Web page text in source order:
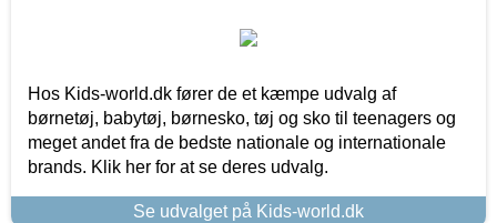
Hos Kids-world.dk fører de et kæmpe udvalg af
børnetøj, babytøj, børnesko, tøj og sko til teenagers og
meget andet fra de bedste nationale og internationale
brands. Klik her for at se deres udvalg.
Se udvalget på Kids-world.dk